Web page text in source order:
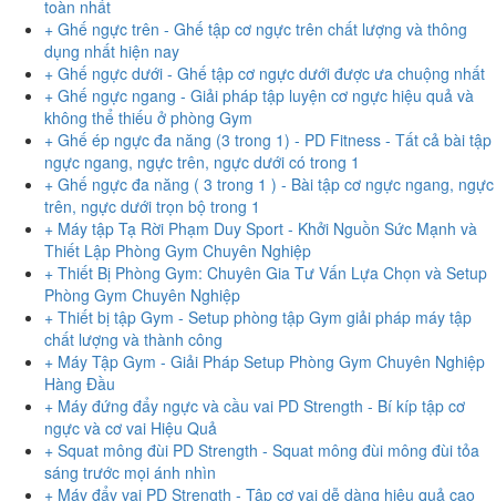
toàn nhất
+ Ghế ngực trên - Ghế tập cơ ngực trên chất lượng và thông
dụng nhất hiện nay
+ Ghế ngực dưới - Ghế tập cơ ngực dưới được ưa chuộng nhất
+ Ghế ngực ngang - Giải pháp tập luyện cơ ngực hiệu quả và
không thể thiếu ở phòng Gym
+ Ghế ép ngực đa năng (3 trong 1) - PD Fitness - Tất cả bài tập
ngực ngang, ngực trên, ngực dưới có trong 1
+ Ghế ngực đa năng ( 3 trong 1 ) - Bài tập cơ ngực ngang, ngực
trên, ngực dưới trọn bộ trong 1
+ Máy tập Tạ Rời Phạm Duy Sport - Khởi Nguồn Sức Mạnh và
Thiết Lập Phòng Gym Chuyên Nghiệp
+ Thiết Bị Phòng Gym: Chuyên Gia Tư Vấn Lựa Chọn và Setup
Phòng Gym Chuyên Nghiệp
+ Thiết bị tập Gym - Setup phòng tập Gym giải pháp máy tập
chất lượng và thành công
+ Máy Tập Gym - Giải Pháp Setup Phòng Gym Chuyên Nghiệp
Hàng Đầu
+ Máy đứng đẩy ngực và cầu vai PD Strength - Bí kíp tập cơ
ngực và cơ vai Hiệu Quả
+ Squat mông đùi PD Strength - Squat mông đùi mông đùi tỏa
sáng trước mọi ánh nhìn
+ Máy đẩy vai PD Strength - Tập cơ vai dễ dàng hiệu quả cao